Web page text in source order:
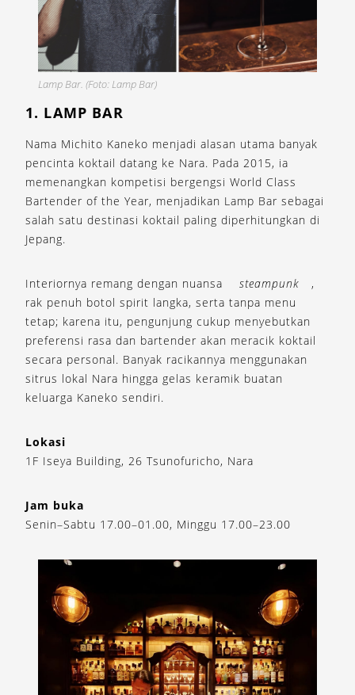
Lamp Bar. (Foto: Lamp Bar)
1. LAMP BAR
Nama Michito Kaneko menjadi alasan utama banyak
pencinta koktail datang ke Nara. Pada 2015, ia
memenangkan kompetisi bergengsi World Class
Bartender of the Year, menjadikan Lamp Bar sebagai
salah satu destinasi koktail paling diperhitungkan di
Jepang.
Interiornya remang dengan nuansa steampunk
,
rak penuh botol spirit langka, serta tanpa menu
tetap; karena itu, pengunjung cukup menyebutkan
preferensi rasa dan bartender akan meracik koktail
secara personal. Banyak racikannya menggunakan
sitrus lokal Nara hingga gelas keramik buatan
keluarga Kaneko sendiri.
Lokasi
1F Iseya Building, 26 Tsunofuricho, Nara
Jam buka
Senin–Sabtu 17.00–01.00, Minggu 17.00–23.00